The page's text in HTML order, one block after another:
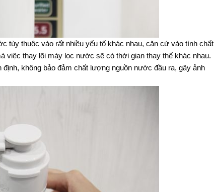
tùy thuộc vào rất nhiều yếu tố khác nhau, căn cứ vào tính chất
việc thay lõi máy lọc nước sẽ có thời gian thay thế khác nhau.
không bảo đảm chất lượng nguồn nước đầu ra, gây ảnh